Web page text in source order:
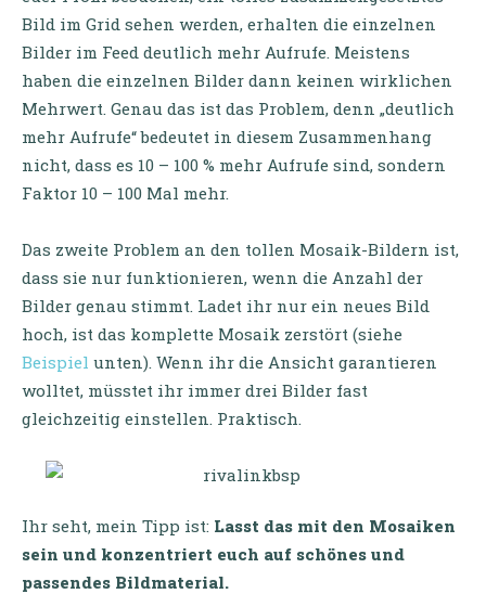
Bild im Grid sehen werden, erhalten die einzelnen
Bilder im Feed deutlich mehr Aufrufe. Meistens
haben die einzelnen Bilder dann keinen wirklichen
Mehrwert. Genau das ist das Problem, denn „deutlich
mehr Aufrufe“ bedeutet in diesem Zusammenhang
nicht, dass es 10 – 100 % mehr Aufrufe sind, sondern
Faktor 10 – 100 Mal mehr.
Das zweite Problem an den tollen Mosaik-Bildern ist,
dass sie nur funktionieren, wenn die Anzahl der
Bilder genau stimmt. Ladet ihr nur ein neues Bild
hoch, ist das komplette Mosaik zerstört (siehe
Beispiel unten). Wenn ihr die Ansicht garantieren
wolltet, müsstet ihr immer drei Bilder fast
gleichzeitig einstellen. Praktisch.
Ihr seht, mein Tipp ist: Lasst das mit den Mosaiken
sein und konzentriert euch auf schönes und
passendes Bildmaterial.